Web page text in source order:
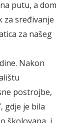
putu, a dom
za sređivanje
za našeg
Nakon
postrojbe,
gdje je bila